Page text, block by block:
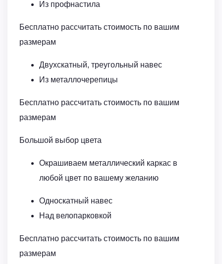
Из профнастила
Бесплатно рассчитать стоимость по вашим
размерам
Двухскатный, треугольный навес
Из металлочерепицы
Бесплатно рассчитать стоимость по вашим
размерам
Большой выбор цвета
Окрашиваем металлический каркас в
любой цвет по вашему желанию
Односкатный навес
Над велопарковкой
Бесплатно рассчитать стоимость по вашим
размерам